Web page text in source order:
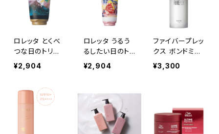
ロレッタ とくべ
つな日のトリー
トメント150g
¥2,904
ロレッタ うるう
るしたい日のトリ
ートメント240g
¥2,904
ファイバープレッ
クス ボンドミル
ク 100g
¥3,300